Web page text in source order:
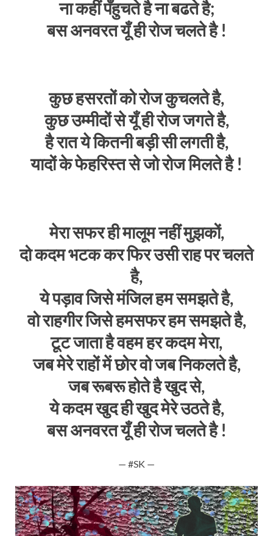
ना कहीं पँहुचते है ना बढते है;
बस अनवरत यूँ ही रोज चलते है !
कुछ हसरतों को रोज कुचलते है,
कुछ उम्मीदों से यूँ ही रोज जगते है,
है रात ये कितनी बड़ी सी लगती है,
यादों के फेहरिस्त से जो रोज मिलते है !
मेरा सफर ही मालूम नहीं मुझकों,
दो कदम भटक कर फिर उसी राह पर चलते
है,
ये पड़ाव जिसे मंजिल हम समझते है,
वो राहगीर जिसे हमसफर हम समझते है,
टूट जाता है वहम हर कदम मेरा,
जब मेरे राहों में छोर वो जब निकलते है,
जब रूबरू होते है खुद से,
ये कदम खुद ही खुद मेरे उठते है,
बस अनवरत यूँ ही रोज चलते है !
— #SK —